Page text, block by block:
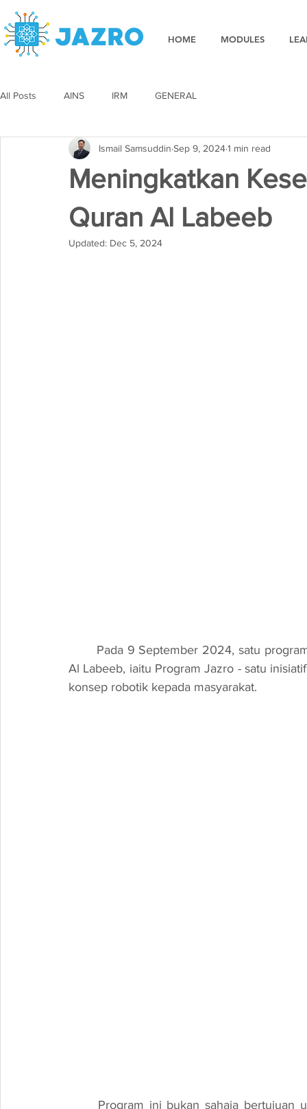
HOME MODULES
All Posts AINS IRM GENERAL
Meningkatkan
Quran Al Labeeb
Ismail Samsuddin Sep 9, 20241 min read
Updated: Dec 5, 2024
Al Labeeb, iaitu Program Jazro - satu
konsep robotik kepada masyarakat.